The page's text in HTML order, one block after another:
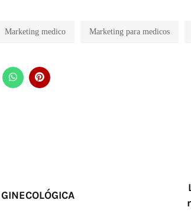
Marketing medico Marketing para medicos